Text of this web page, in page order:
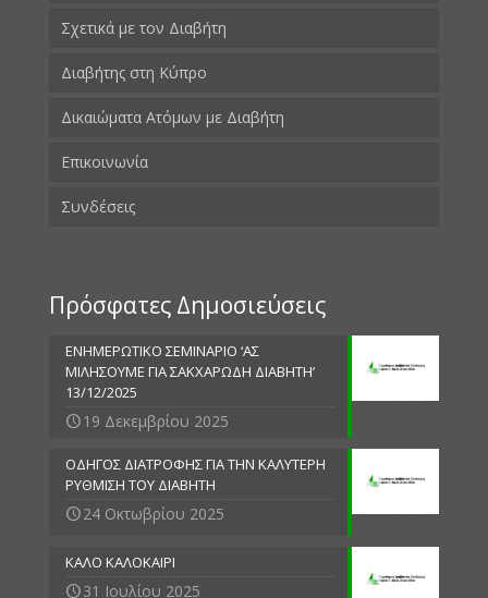
Σχετικά με τον Διαβήτη
Διαβήτης στη Κύπρο
Δικαιώματα Ατόμων με Διαβήτη
Επικοινωνία
Συνδέσεις
Πρόσφατες Δημοσιεύσεις
ΕΝΗΜΕΡΩΤΙΚΟ ΣΕΜΙΝΑΡΙΟ ‘ΑΣ
ΜΙΛΗΣΟΥΜΕ ΓΙΑ ΣΑΚΧΑΡΩΔΗ ΔΙΑΒΗΤΗ’
13/12/2025
19 Δεκεμβρίου 2025
ΟΔΗΓΟΣ ΔΙΑΤΡΟΦΗΣ ΓΙΑ ΤΗΝ ΚΑΛΥΤΕΡΗ
ΡΥΘΜΙΣΗ ΤΟΥ ΔΙΑΒΗΤΗ
24 Οκτωβρίου 2025
ΚΑΛΟ ΚΑΛΟΚΑΙΡΙ
31 Ιουλίου 2025